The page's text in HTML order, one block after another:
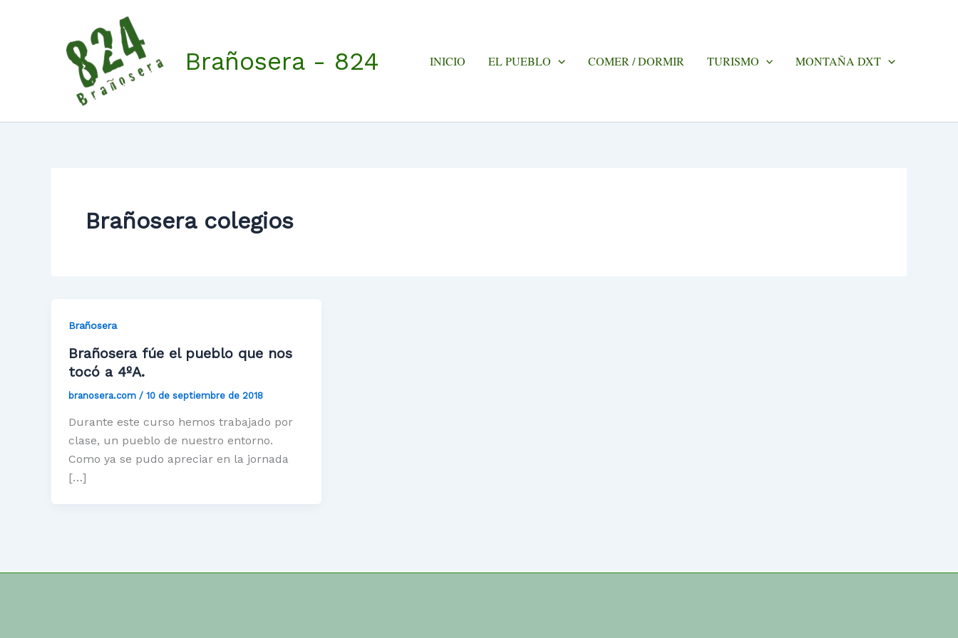
Brañosera - 824 INICIO EL PUEBLO COMER / DORMIR TURISMO MONTAÑA DXT
Brañosera colegios
Brañosera
Brañosera fúe el pueblo que nos
tocó a 4ºA.
branosera.com / 10 de septiembre de 2018
Durante este curso hemos trabajado por
clase, un pueblo de nuestro entorno.
Como ya se pudo apreciar en la jornada
[…]